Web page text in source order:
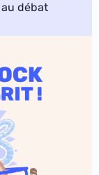
débat